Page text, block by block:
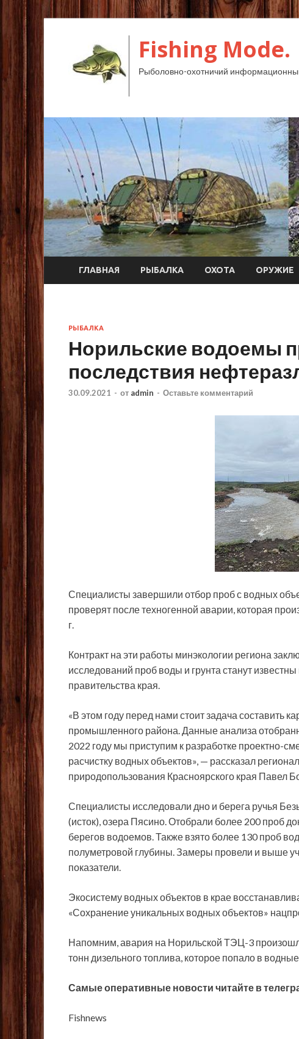
Fishing Mode.
Рыболовно-охотничий
ГЛАВНАЯ РЫБАЛКА ОХОТА ОРУЖИЕ
РЫБАЛКА
Норильские водоемы
последствия
30.09.2021 - от admin - Оставьте комментарий
Специалисты завершили отбор проб с водных
проверят после техногенной аварии, которая
г.
Контракт на эти работы минэкологии региона
исследований проб воды и грунта станут
правительства края.
«В этом году перед нами стоит задача составить
промышленного района. Данные анализа
2022 году мы приступим к разработке проектно-
расчистку водных объектов», — рассказал
природопользования Красноярского края Павел
Специалисты исследовали дно и берега ручья
(исток), озера Пясино. Отобрали более 200 проб
берегов водоемов. Также взято более 130 проб
полуметровой глубины. Замеры провели и выше
показатели.
Экосистему водных объектов в крае
«Сохранение уникальных водных объектов»
Напомним, авария на Норильской ТЭЦ-3
тонн дизельного топлива, которое попало в
Самые оперативные новости читайте в
Fishnews